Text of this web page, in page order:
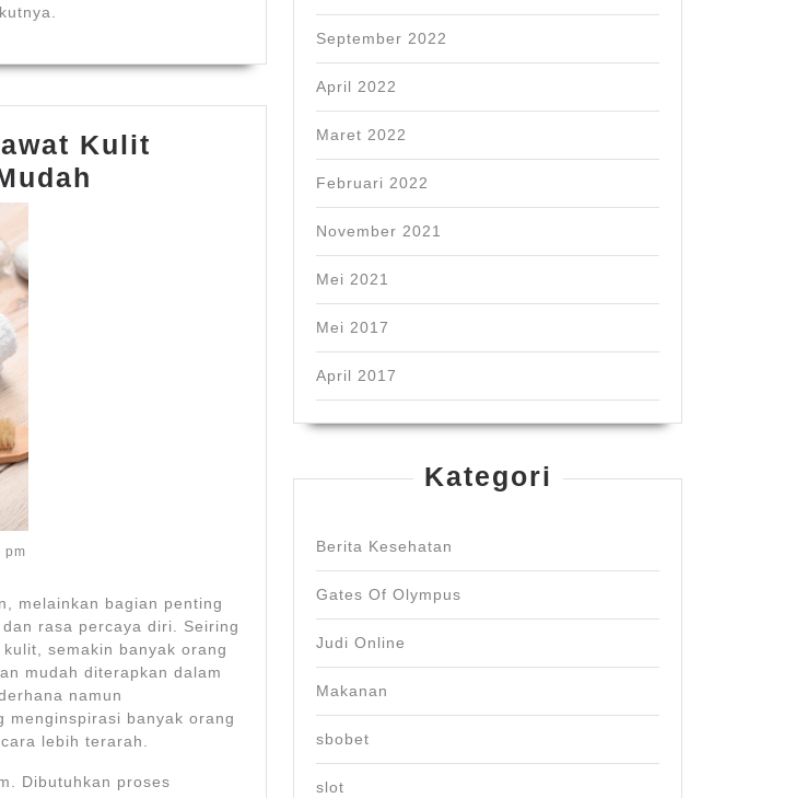
Kulit
drchitrasskincure:
pm
melainkan bagian penting
rasa percaya diri. Seiring
semakin banyak orang
mudah diterapkan dalam
namun
menginspirasi banyak orang
lebih terarah.
Dibutuhkan proses
September 2022
April 2022
Maret 2022
Februari 2022
November 2021
Mei 2021
Mei 2017
April 2017
Kategori
Berita Kesehatan
Gates Of Olympus
Judi Online
Makanan
sbobet
slot